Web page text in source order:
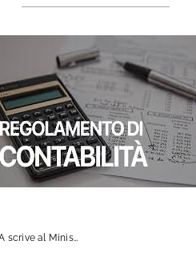
Riflessioni sul CCNL – DIRIGENTISCUOLA scrive al Ministro